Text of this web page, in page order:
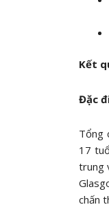
Kết
Đặc
Tổng
17
trung
chấn